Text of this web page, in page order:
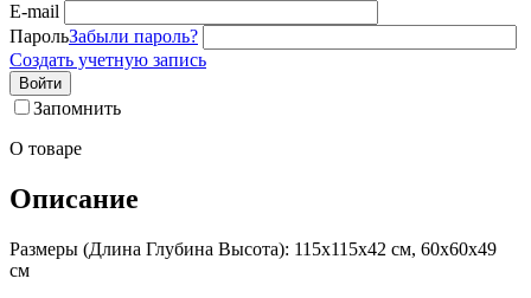
E-mail
ПарольЗабыли пароль?
Создать учетную запись
Войти
Запомнить
О товаре
Описание
Размеры (Длина Глубина Высота): 115х115х42 см, 60х60х49
см